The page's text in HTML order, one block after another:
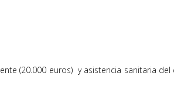
(20.000 euros) y asistencia sanitaria